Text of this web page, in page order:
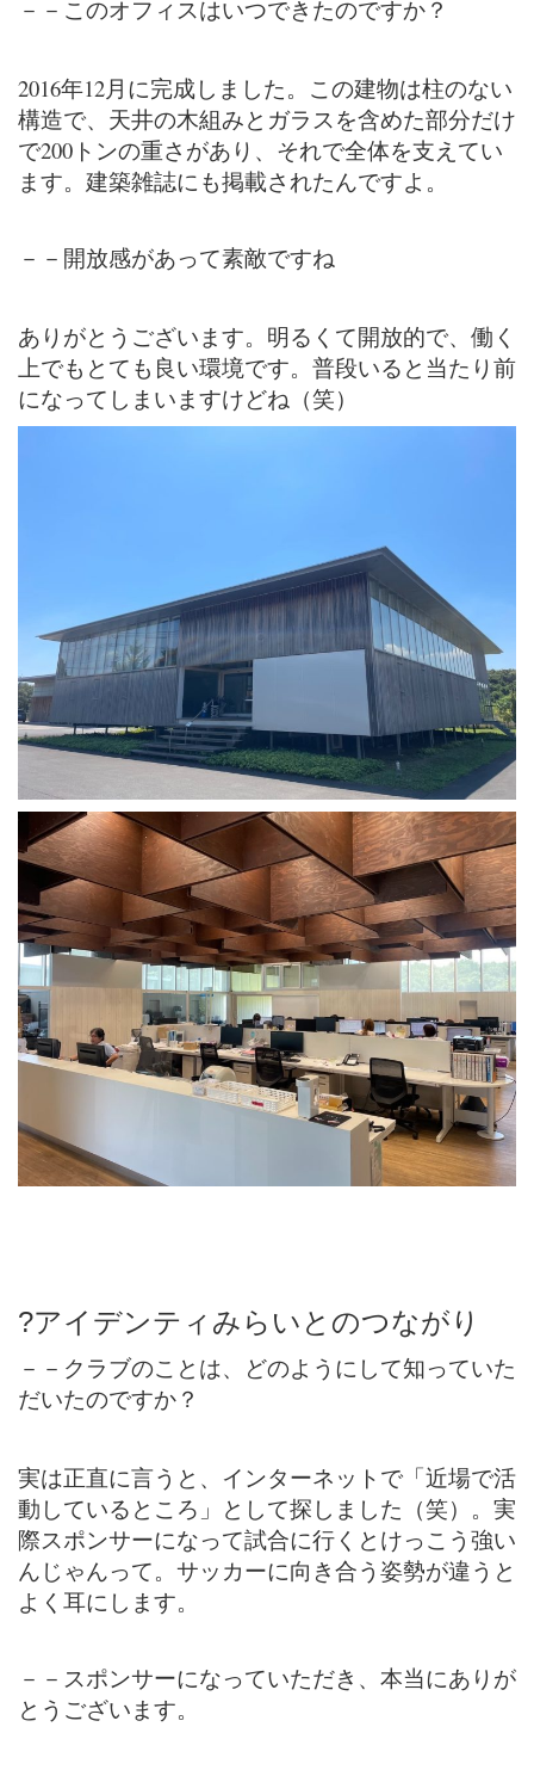
－－このオフィスはいつできたのですか？
2016年12月に完成しました。この建物は柱のない
構造で、天井の木組みとガラスを含めた部分だけ
で200トンの重さがあり、それで全体を支えてい
ます。建築雑誌にも掲載されたんですよ。
－－開放感があって素敵ですね
ありがとうございます。明るくて開放的で、働く
上でもとても良い環境です。普段いると当たり前
になってしまいますけどね（笑）
?アイデンティみらいとのつながり
－－クラブのことは、どのようにして知っていた
だいたのですか？
実は正直に言うと、インターネットで「近場で活
動しているところ」として探しました（笑）。実
際スポンサーになって試合に行くとけっこう強い
んじゃんって。サッカーに向き合う姿勢が違うと
よく耳にします。
－－スポンサーになっていただき、本当にありが
とうございます。